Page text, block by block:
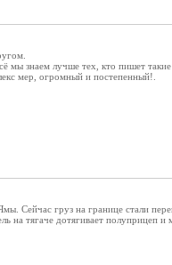
знаем лучше тех, кто пишет такие
мер, огромный и постепенный!.
Сейчас груз на границе стали
тягаче дотягивает полуприцеп